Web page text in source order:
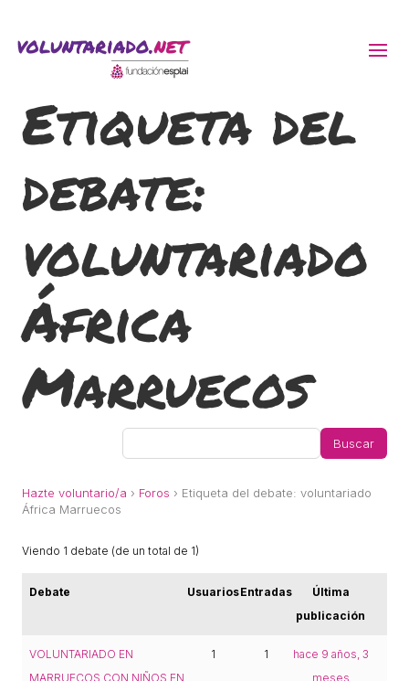
Etiqueta del
debate:
voluntariado
África
Marruecos
Hazte voluntario/a › Foros › Etiqueta del debate: voluntariado
África Marruecos
Viendo 1 debate (de un total de 1)
Debate UsuariosEntradas
Última
publicación
VOLUNTARIADO EN
MARRUECOS CON NIÑOS EN
1 1
hace 9 años, 3
meses
ACCIÓ SOCIAL I JOVES
ESPLAIS
SUPORT TERCER SECTOR